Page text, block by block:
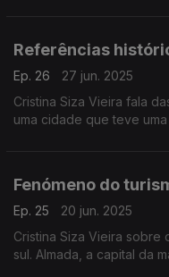
Referências
Ep. 26
27 jun. 2025
Cristina Siza Vieira fala
uma cidade que teve
Fenómeno do
Ep. 25
20 jun. 2025
Cristina Siza Vieira sobre
sul. Almada, a capital da